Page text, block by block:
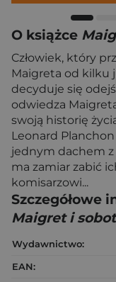
O książce
Człowiek, który
Maigreta od kilku
decyduje się
odwiedza
swoją historię
Leonard
jednym dachem z
ma zamiar zabić
komisarzowi...
Szczegółowe
Maigret i
Wydawnictwo:
EAN: